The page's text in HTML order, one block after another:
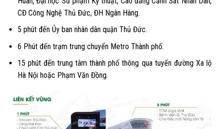
CĐ Công Nghệ Thủ Đức, ĐH Ngân Hàng.
5 phút đến Ủy ban nhân dân quận Thủ Đức.
6 Phút đến trạm trung chuyển Metro Thành phố.
15 phút đến trung tâm thành phố thông qua tuyến đường Xa lộ
Hà Nội hoặc Phạm Văn Đồng.